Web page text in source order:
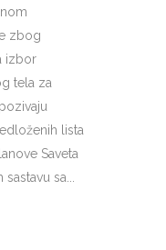
zbog
izbor
tela za
lista
Saveta
sa...